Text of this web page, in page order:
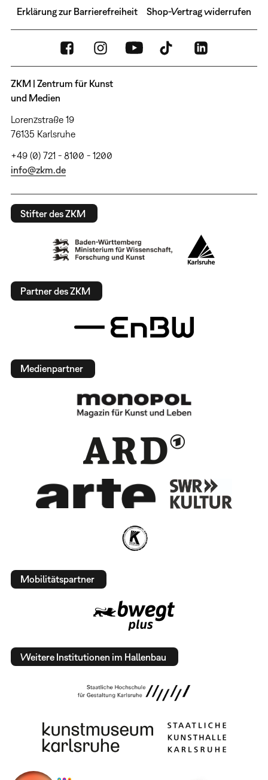
Erklärung zur Barrierefreiheit Shop-Vertrag widerrufen
ZKM | Zentrum für Kunst
und Medien
Lorenzstraße 19
76135 Karlsruhe
+49 (0) 721 - 8100 - 1200
info@zkm.de
Stifter des ZKM
Partner des ZKM
Medienpartner
Mobilitätspartner
Weitere Institutionen im Hallenbau